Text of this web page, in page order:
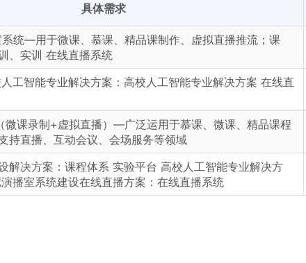
具体需求
统—用于微课、慕课、精品课制作、虚拟直播推流；课
、实训 在线直播系统
工智能专业解决方案：高校人工智能专业解决方案 在线直
微课录制+虚拟直播）—广泛运用于慕课、微课、精品课程
持直播、互动会议、会场服务等领域
解决方案：课程体系 实验平台 高校人工智能专业解决方
播室系统建设在线直播方案：在线直播系统